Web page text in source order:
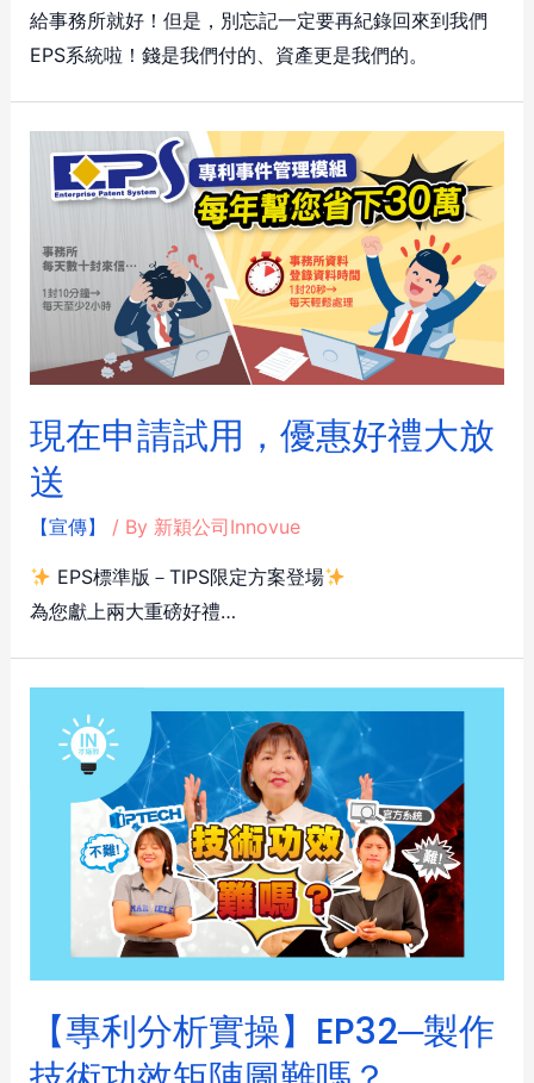
給事務所就好！但是，別忘記一定要再紀錄回來到我們
EPS系統啦！錢是我們付的、資產更是我們的。
現在申請試用，優惠好禮大放
送
【宣傳】 / By 新穎公司Innovue
EPS標準版－TIPS限定方案登場
為您獻上兩大重磅好禮…
【專利分析實操】EP32─製作